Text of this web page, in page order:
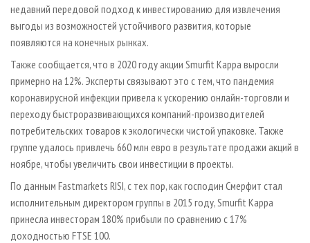
недавний передовой подход к инвестированию для извлечения
выгоды из возможностей устойчивого развития, которые
появляются на конечных рынках.
Также сообщается, что в 2020 году акции Smurfit Kappa выросли
примерно на 12%. Эксперты связывают это с тем, что пандемия
коронавирусной инфекции привела к ускорению онлайн-торговли и
переходу быстроразвивающихся компаний-производителей
потребительских товаров к экологически чистой упаковке. Также
группе удалось привлечь 660 млн евро в результате продажи акций в
ноябре, чтобы увеличить свои инвестиции в проекты.
По данным Fastmarkets RISI, с тех пор, как господин Смерфит стал
исполнительным директором группы в 2015 году, Smurfit Kappa
принесла инвесторам 180% прибыли по сравнению с 17%
доходностью FTSE 100.